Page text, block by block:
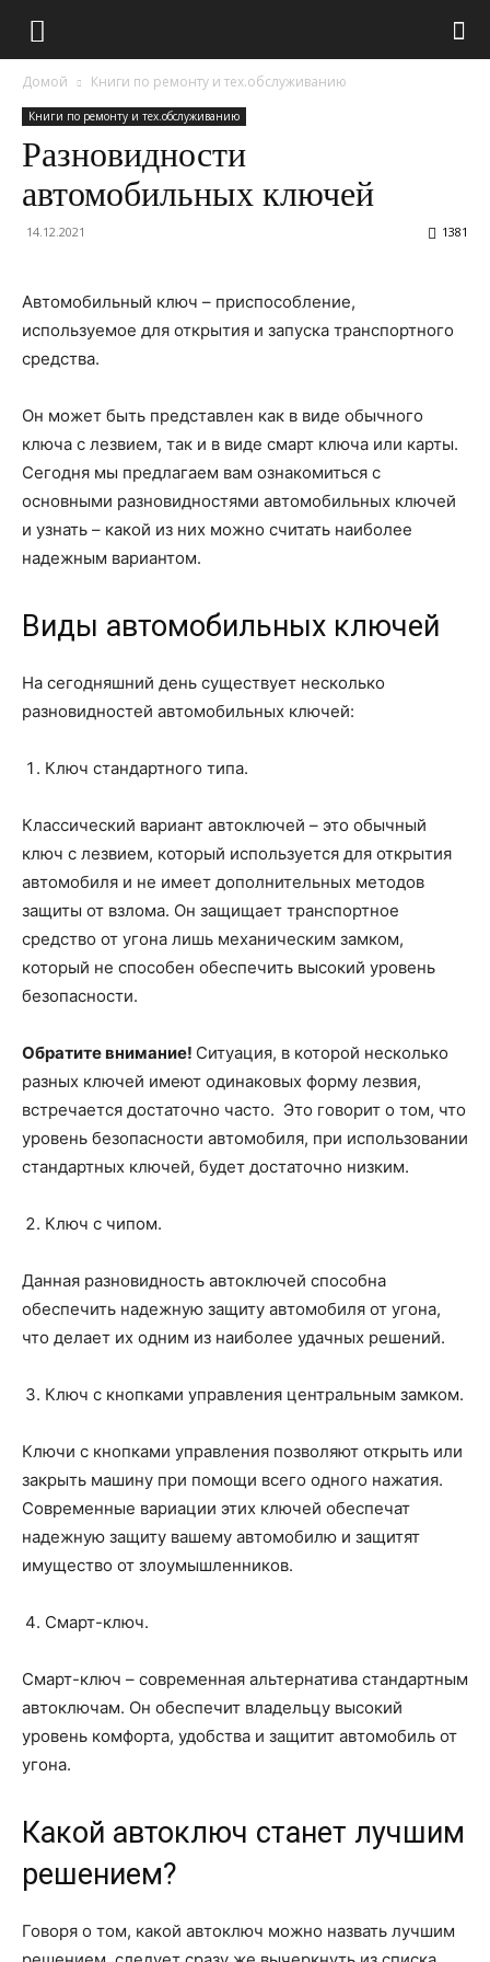
Домой Книги по ремонту и тех.обслуживанию
Книги по ремонту и тех.обслуживанию
Разновидности
автомобильных ключей
14.12.2021 1381
Автомобильный ключ – приспособление,
используемое для открытия и запуска транспортного
средства.
Он может быть представлен как в виде обычного
ключа с лезвием, так и в виде смарт ключа или карты.
Сегодня мы предлагаем вам ознакомиться с
основными разновидностями автомобильных ключей
и узнать – какой из них можно считать наиболее
надежным вариантом.
Виды автомобильных ключей
На сегодняшний день существует несколько
разновидностей автомобильных ключей:
Ключ стандартного типа.
Классический вариант автоключей – это обычный
ключ с лезвием, который используется для открытия
автомобиля и не имеет дополнительных методов
защиты от взлома. Он защищает транспортное
средство от угона лишь механическим замком,
который не способен обеспечить высокий уровень
безопасности.
Обратите внимание! Ситуация, в которой несколько
разных ключей имеют одинаковых форму лезвия,
встречается достаточно часто. Это говорит о том, что
уровень безопасности автомобиля, при использовании
стандартных ключей, будет достаточно низким.
Ключ с чипом.
Данная разновидность автоключей способна
обеспечить надежную защиту автомобиля от угона,
что делает их одним из наиболее удачных решений.
Ключ с кнопками управления центральным замком.
Ключи с кнопками управления позволяют открыть или
закрыть машину при помощи всего одного нажатия.
Современные вариации этих ключей обеспечат
надежную защиту вашему автомобилю и защитят
имущество от злоумышленников.
Смарт-ключ.
Смарт-ключ – современная альтернатива стандартным
автоключам. Он обеспечит владельцу высокий
уровень комфорта, удобства и защитит автомобиль от
угона.
Какой автоключ станет лучшим
решением?
Говоря о том, какой автоключ можно назвать лучшим